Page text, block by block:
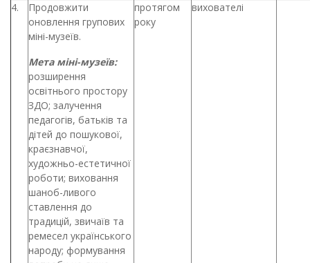
4.
Продовжити
оновлення групових
міні-музеїв.
Мета міні-музеїв:
розширення
освітнього простору
ЗДО; залучення
педагогів, батьків та
дітей до пошукової,
краєзнавчої,
художньо-естетичної
роботи; виховання
шаноб-ливого
ставлення до
традицій, звичаїв та
ремесел українського
народу; формування
протягом
року
вихователі